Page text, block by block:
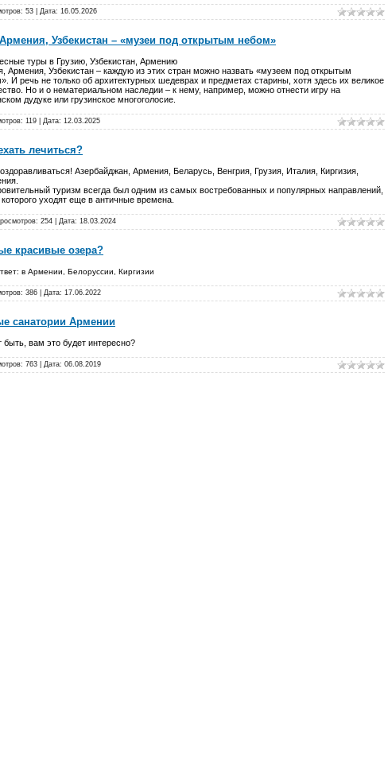
53 | Дата: 16.05.2026
Узбекистан – «музеи под открытым небом»
туры в Грузию, Узбекистан, Армению
Армения, Узбекистан – каждую из этих стран можно назвать «музеем под открытым
И речь не только об архитектурных шедеврах и предметах старины, хотя здесь их великое
Но и о нематериальном наследии – к нему, например, можно отнести игру на
дудуке или грузинское многоголосие.
119 | Дата: 12.03.2025
лечиться?
Азербайджан, Армения, Беларусь, Венгрия, Грузия, Италия, Киргизия,
туризм всегда был одним из самых востребованных и популярных направлений,
которого уходят еще в античные времена.
254 | Дата: 18.03.2024
красивые озера?
в Армении, Белоруссии, Киргизии
386 | Дата: 17.06.2022
санатории Армении
быть, вам это будет интересно?
763 | Дата: 06.08.2019